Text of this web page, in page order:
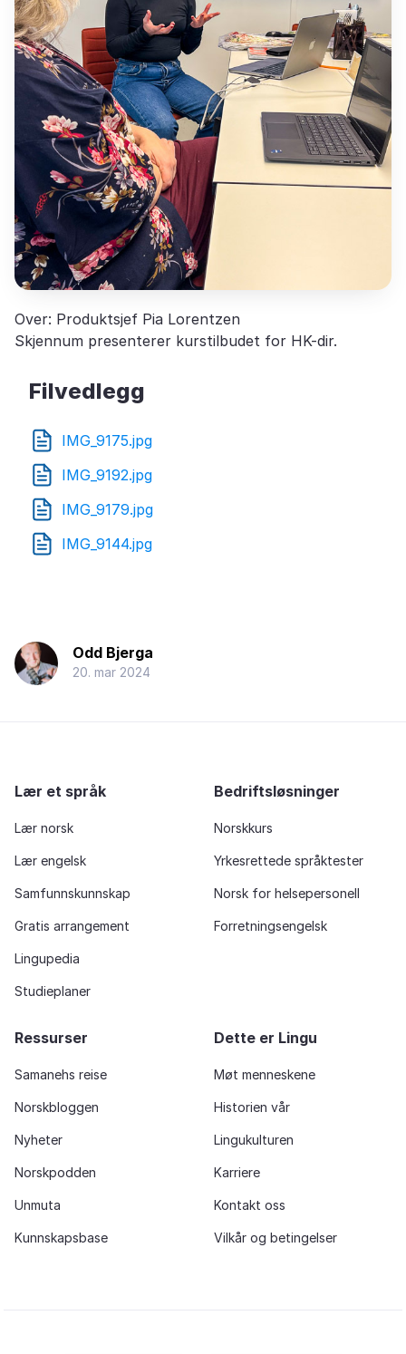
Over: Produktsjef Pia Lorentzen
Skjennum presenterer kurstilbudet for HK-dir.
Filvedlegg
IMG_9175.jpg
IMG_9192.jpg
IMG_9179.jpg
IMG_9144.jpg
Odd Bjerga
20. mar 2024
Lær et språk
Lær norsk
Lær engelsk
Samfunnskunnskap
Gratis arrangement
Lingupedia
Studieplaner
Bedriftsløsninger
Norskkurs
Yrkesrettede språktester
Norsk for helsepersonell
Forretningsengelsk
Ressurser
Samanehs reise
Norskbloggen
Nyheter
Norskpodden
Unmuta
Kunnskapsbase
Dette er Lingu
Møt menneskene
Historien vår
Lingukulturen
Karriere
Kontakt oss
Vilkår og betingelser